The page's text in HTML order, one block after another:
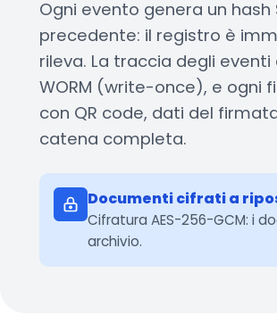
Ogni evento genera un
precedente: il registro è
rileva. La traccia degli
WORM (write-once), e ogni
con QR code, dati del
catena completa.
Documenti cifrati a
Cifratura AES-256-GCM: i
archivio.